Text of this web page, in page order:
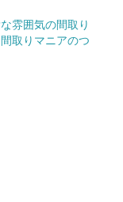
雰囲気の間取り
取りマニアのつ